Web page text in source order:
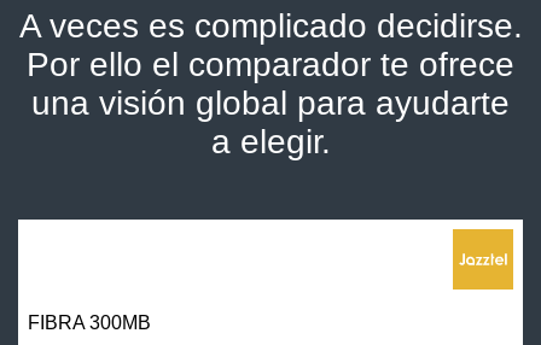
A veces es complicado decidirse.
Por ello el comparador te ofrece
una visión global para ayudarte
a elegir.
FIBRA 300MB